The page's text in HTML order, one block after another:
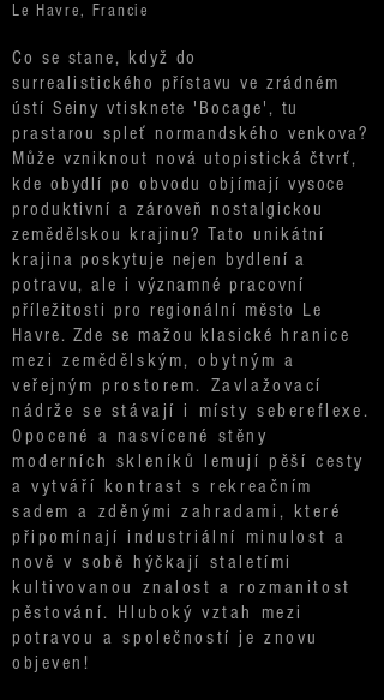
Le Havre, Francie
Co se stane, když do
surrealistického přístavu ve zrádném
ústí Seiny vtisknete 'Bocage', tu
prastarou spleť normandského venkova?
Může vzniknout nová utopistická čtvrť,
kde obydlí po obvoduobjímají vysoce
produktivní a zároveň nostalgickou
zemědělskou krajinu? Tato unikátní
krajina poskytuje nejen bydlení a
potravu, ale i významné pracovní
příležitosti pro regionální město Le
Havre. Zde se mažou klasické hranice
mezi zemědělským, obytným a
veřejným prostorem. Zavlažovací
nádrže se stávají i místy sebereflexe.
Opocené a nasvícené stěny
moderních skleníků lemují pěší cesty
a vytváří kontrast s rekreačním
sadem a zděnými zahradami, které
připomínají industriální minulost a
nově v sobě hýčkají staletími
kultivovanou znalost a rozmanitost
pěstování. Hluboký vztah mezi
potravou a společností je znovu
objeven!